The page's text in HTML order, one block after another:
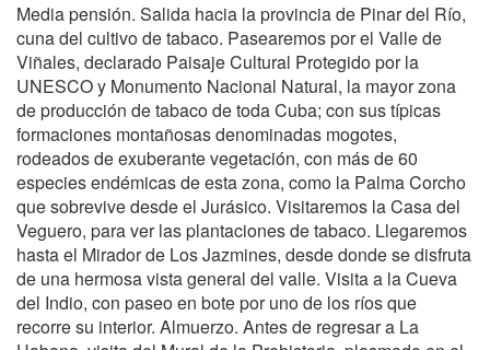
Media pensión. Salida hacia la provincia de Pinar del Río,
cuna del cultivo de tabaco. Pasearemos por el Valle de
Viñales, declarado Paisaje Cultural Protegido por la
UNESCO y Monumento Nacional Natural, la mayor zona
de producción de tabaco de toda Cuba; con sus típicas
formaciones montañosas denominadas mogotes,
rodeados de exuberante vegetación, con más de 60
especies endémicas de esta zona, como la Palma Corcho
que sobrevive desde el Jurásico. Visitaremos la Casa del
Veguero, para ver las plantaciones de tabaco. Llegaremos
hasta el Mirador de Los Jazmines, desde donde se disfruta
de una hermosa vista general del valle. Visita a la Cueva
del Indio, con paseo en bote por uno de los ríos que
recorre su interior. Almuerzo. Antes de regresar a La